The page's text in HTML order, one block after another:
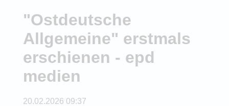
"Ostdeutsche
Allgemeine" erstmals
erschienen - epd
medien
20.02.2026 09:37